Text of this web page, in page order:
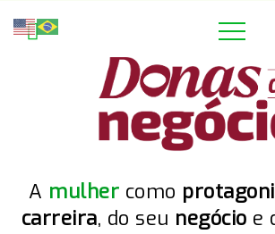
A mulher como
carreira, do seu negócio e